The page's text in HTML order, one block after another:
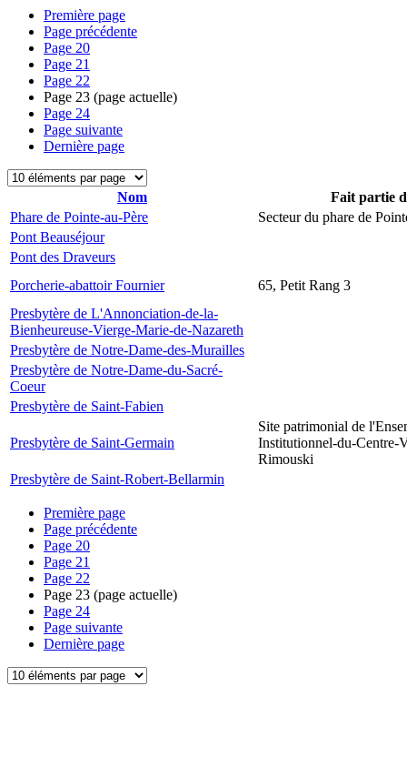
Première page
Page précédente
Page 20
Page 21
Page 22
Page 23 (page actuelle)
Page 24
Page suivante
Dernière page
Nom
Fait partie
Phare de Pointe-au-Père
Secteur du phare de
Pont Beauséjour
Pont des Draveurs
Porcherie-abattoir Fournier
65, Petit Rang 3
Presbytère de L'Annonciation-de-la-
Bienheureuse-Vierge-Marie-de-Nazareth
Presbytère de Notre-Dame-des-Murailles
Presbytère de Notre-Dame-du-Sacré-
Coeur
Presbytère de Saint-Fabien
Presbytère de Saint-Germain
Site patrimonial de
Institutionnel-du-Centre-
Rimouski
Presbytère de Saint-Robert-Bellarmin
Première page
Page précédente
Page 20
Page 21
Page 22
Page 23 (page actuelle)
Page 24
Page suivante
Dernière page